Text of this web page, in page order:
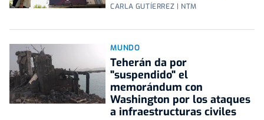
CARLA GUTÍERREZ | NTM
MUNDO
Teherán da por
"suspendido" el
memorándum con
Washington por los ataques
a infraestructuras civiles